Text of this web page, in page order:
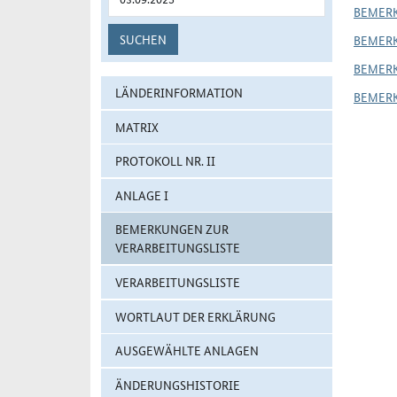
SUCHEN
LÄNDERINFORMATION
MATRIX
PROTOKOLL NR. II
ANLAGE I
BEMERKUNGEN ZUR
VERARBEITUNGSLISTE
VERARBEITUNGSLISTE
WORTLAUT DER ERKLÄRUNG
AUSGEWÄHLTE ANLAGEN
ÄNDERUNGSHISTORIE